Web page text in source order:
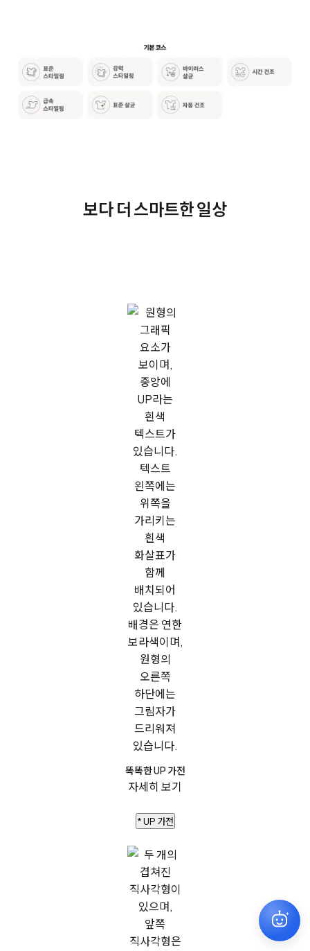
보다 더 스마트한 일상
똑똑한 UP 가전
자세히 보기
* UP 가전